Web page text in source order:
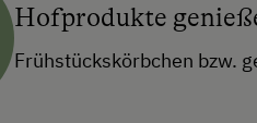
Hofprodukte
Frühstückskörbchen bzw.